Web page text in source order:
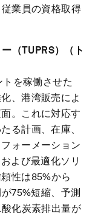
業員の資格取得
（TUPRS）（ト
を稼働させた
、港湾販売によ
。これに対応す
る計画、在庫、
ォーメーション
よび最適化ソリ
性は85%から
75%短縮、予測
化炭素排出量が